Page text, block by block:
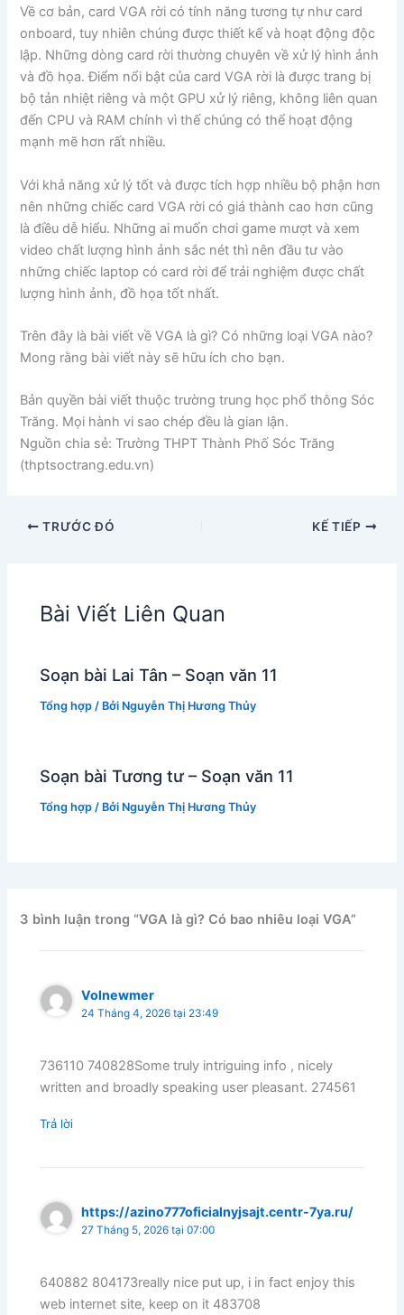
Về cơ bản, card VGA rời có tính năng tương tự như card
onboard, tuy nhiên chúng được thiết kế và hoạt động độc
lập. Những dòng card rời thường chuyên về xử lý hình ảnh
và đồ họa. Điểm nổi bật của card VGA rời là được trang bị
bộ tản nhiệt riêng và một GPU xử lý riêng, không liên quan
đến CPU và RAM chính vì thế chúng có thể hoạt động
mạnh mẽ hơn rất nhiều.
Với khả năng xử lý tốt và được tích hợp nhiều bộ phận hơn
nên những chiếc card VGA rời có giá thành cao hơn cũng
là điều dễ hiểu. Những ai muốn chơi game mượt và xem
video chất lượng hình ảnh sắc nét thì nên đầu tư vào
những chiếc laptop có card rời để trải nghiệm được chất
lượng hình ảnh, đồ họa tốt nhất.
Trên đây là bài viết về VGA là gì? Có những loại VGA nào?
Mong rằng bài viết này sẽ hữu ích cho bạn.
Bản quyền bài viết thuộc trường trung học phổ thông Sóc
Trăng. Mọi hành vi sao chép đều là gian lận.
Nguồn chia sẻ: Trường THPT Thành Phố Sóc Trăng
(thptsoctrang.edu.vn)
TRƯỚC ĐÓ KẾ TIẾP
Bài Viết Liên Quan
Soạn bài Lai Tân – Soạn văn 11
Tổng hợp / Bởi Nguyễn Thị Hương Thủy
Soạn bài Tương tư – Soạn văn 11
Tổng hợp / Bởi Nguyễn Thị Hương Thủy
3 bình luận trong “VGA là gì? Có bao nhiêu loại VGA”
Volnewmer
24 Tháng 4, 2026 tại 23:49
736110 740828Some truly intriguing info , nicely
written and broadly speaking user pleasant. 274561
Trả lời
https://azino777oficialnyjsajt.centr-7ya.ru/
27 Tháng 5, 2026 tại 07:00
640882 804173really nice put up, i in fact enjoy this
web internet site, keep on it 483708